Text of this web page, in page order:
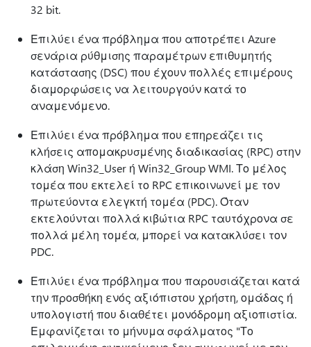
32 bit.
Επιλύει ένα πρόβλημα που αποτρέπει Azure
σενάρια ρύθμισης παραμέτρων επιθυμητής
κατάστασης (DSC) που έχουν πολλές επιμέρους
διαμορφώσεις να λειτουργούν κατά το
αναμενόμενο.
Επιλύει ένα πρόβλημα που επηρεάζει τις
κλήσεις απομακρυσμένης διαδικασίας (RPC) στην
κλάση Win32_User ή Win32_Group WMI. Το μέλος
τομέα που εκτελεί το RPC επικοινωνεί με τον
πρωτεύοντα ελεγκτή τομέα (PDC). Όταν
εκτελούνται πολλά κιβώτια RPC ταυτόχρονα σε
πολλά μέλη τομέα, μπορεί να κατακλύσει τον
PDC.
Επιλύει ένα πρόβλημα που παρουσιάζεται κατά
την προσθήκη ενός αξιόπιστου χρήστη, ομάδας ή
υπολογιστή που διαθέτει μονόδρομη αξιοπιστία.
Εμφανίζεται το μήνυμα σφάλματος "Το